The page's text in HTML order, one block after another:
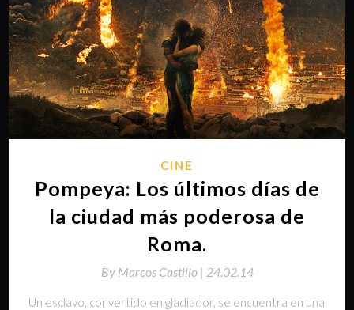
CINE
Pompeya: Los últimos días de
la ciudad más poderosa de
Roma.
By Marcos Castillo | 24.02.14
Un esclavo, convertido en gladiador, se encuentra en una